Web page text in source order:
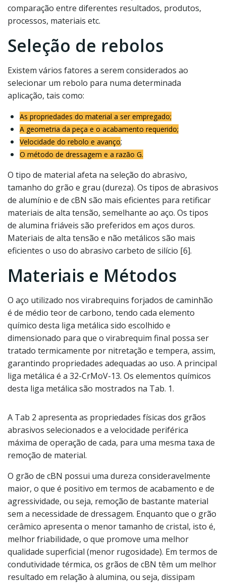
comparação entre diferentes resultados, produtos,
processos, materiais etc.
Seleção de rebolos
Existem vários fatores a serem considerados ao
selecionar um rebolo para numa determinada
aplicação, tais como:
As propriedades do material a ser empregado;
A geometria da peça e o acabamento requerido;
Velocidade do rebolo e avanço;
O método de dressagem e a razão G.
O tipo de material afeta na seleção do abrasivo,
tamanho do grão e grau (dureza). Os tipos de abrasivos
de alumínio e de cBN são mais eficientes para retificar
materiais de alta tensão, semelhante ao aço. Os tipos
de alumina friáveis são preferidos em aços duros.
Materiais de alta tensão e não metálicos são mais
eficientes o uso do abrasivo carbeto de silício [6].
Materiais e Métodos
O aço utilizado nos virabrequins forjados de caminhão
é de médio teor de carbono, tendo cada elemento
químico desta liga metálica sido escolhido e
dimensionado para que o virabrequim final possa ser
tratado termicamente por nitretação e tempera, assim,
garantindo propriedades adequadas ao uso. A principal
liga metálica é a 32-CrMoV-13. Os elementos químicos
desta liga metálica são mostrados na Tab. 1.
A Tab 2 apresenta as propriedades físicas dos grãos
abrasivos selecionados e a velocidade periférica
máxima de operação de cada, para uma mesma taxa de
remoção de material.
O grão de cBN possui uma dureza consideravelmente
maior, o que é positivo em termos de acabamento e de
agressividade, ou seja, remoção de bastante material
sem a necessidade de dressagem. Enquanto que o grão
cerâmico apresenta o menor tamanho de cristal, isto é,
melhor friabilidade, o que promove uma melhor
qualidade superficial (menor rugosidade). Em termos de
condutividade térmica, os grãos de cBN têm um melhor
resultado em relação à alumina, ou seja, dissipam